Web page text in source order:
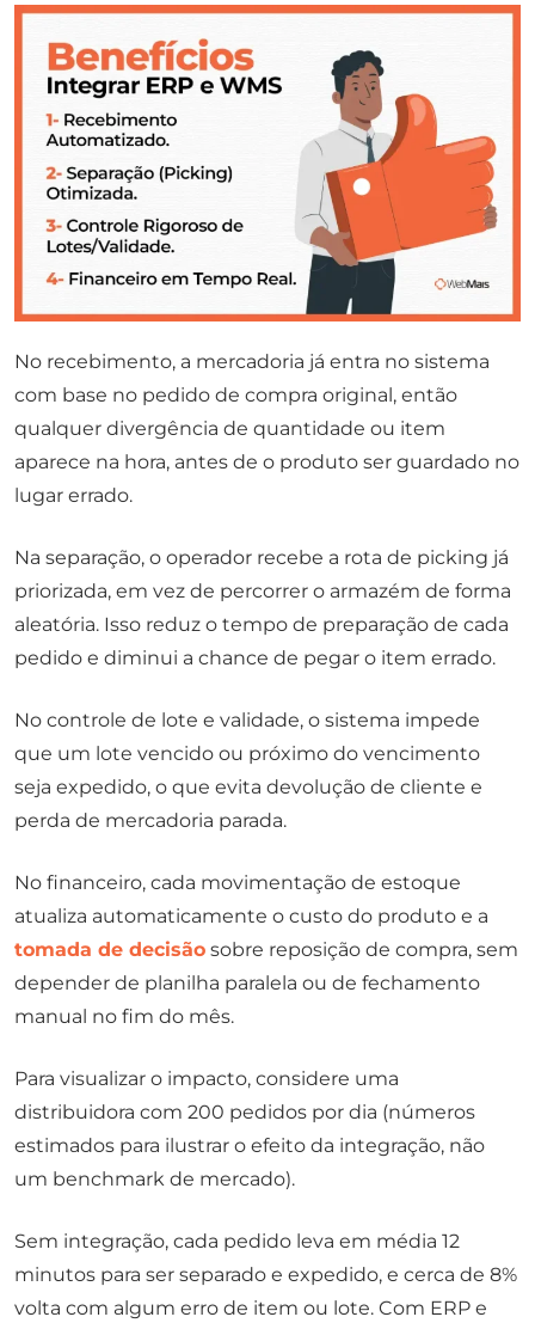
No recebimento, a mercadoria já entra no sistema
com base no pedido de compra original, então
qualquer divergência de quantidade ou item
aparece na hora, antes de o produto ser guardado no
lugar errado.
Na separação, o operador recebe a rota de picking já
priorizada, em vez de percorrer o armazém de forma
aleatória. Isso reduz o tempo de preparação de cada
pedido e diminui a chance de pegar o item errado.
No controle de lote e validade, o sistema impede
que um lote vencido ou próximo do vencimento
seja expedido, o que evita devolução de cliente e
perda de mercadoria parada.
No financeiro, cada movimentação de estoque
atualiza automaticamente o custo do produto e a
tomada de decisão sobre reposição de compra, sem
depender de planilha paralela ou de fechamento
manual no fim do mês.
Para visualizar o impacto, considere uma
distribuidora com 200 pedidos por dia (números
estimados para ilustrar o efeito da integração, não
um benchmark de mercado).
Sem integração, cada pedido leva em média 12
minutos para ser separado e expedido, e cerca de 8%
volta com algum erro de item ou lote. Com ERP e